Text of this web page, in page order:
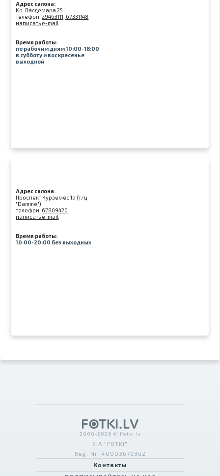
Адрес салона:
Kр. Валдемара 25
телефон:29463111, 67331148
написать e-mail
Время работы:
по рабочим дням 10:00-18:00
в субботу и воскресенье
выходной
Адрес салона:
Проспект Курземес 1а (т/ц
"Damme")
телефон: 67809420
написать e-mail
Время работы:
10:00-20:00 без выходных
2000-2026 © Fotki.lv
SIA "FOTKI"
Reģ. Nr. 40003679362
Контакты